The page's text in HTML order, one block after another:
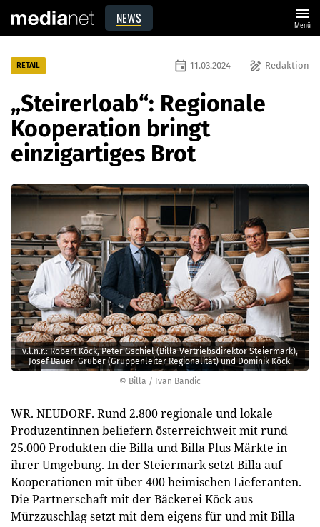
NEWS menu
Menü
© Billa / Ivan Bandic
v.l.n.r.: Robert Köck, Peter Gschiel (Billa Vertriebsdirektor Steiermark),
Josef Bauer-Gruber (Gruppenleiter Regionalität) und Dominik Köck.
RETAIL draw Redaktion
event 11.03.2024
„Steirerloab“: Regionale
Kooperation bringt
einzigartiges Brot
WR. NEUDORF. Rund 2.800 regionale und lokale
Produzentinnen beliefern österreichweit mit rund
25.000 Produkten die Billa und Billa Plus Märkte in
ihrer Umgebung. In der Steiermark setzt Billa auf
Kooperationen mit über 400 heimischen Lieferanten.
Die Partnerschaft mit der Bäckerei Köck aus
Mürzzuschlag setzt mit dem eigens für und mit Billa